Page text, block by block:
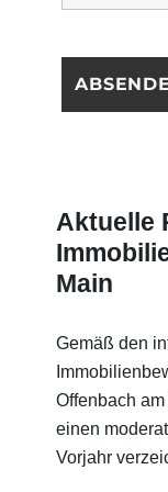
Aktuelle
Main
Gemäß den
Offenbach
einen
Vorjahr